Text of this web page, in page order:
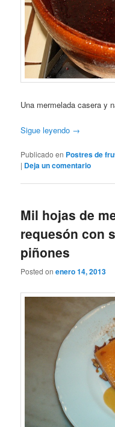
Una mermelada casera y
Sigue leyendo →
Publicado en Postres de
| Deja un comentario
Mil hojas de
requesón con
piñones
Posted onenero 14, 2013